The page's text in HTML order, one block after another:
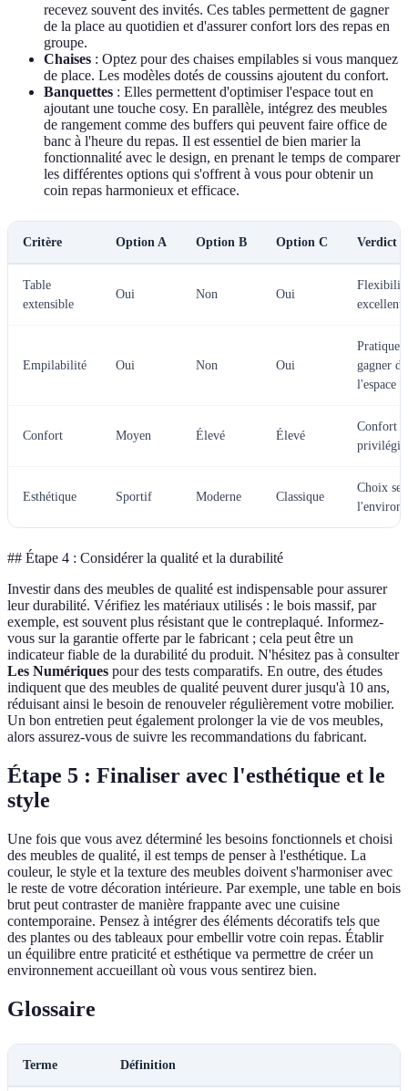
recevez souvent des invités. Ces tables permettent de gagner
de la place au quotidien et d'assurer confort lors des repas en
groupe.
Chaises : Optez pour des chaises empilables si vous manquez
de place. Les modèles dotés de coussins ajoutent du confort.
Banquettes : Elles permettent d'optimiser l'espace tout en
ajoutant une touche cosy. En parallèle, intégrez des meubles
de rangement comme des buffers qui peuvent faire office de
banc à l'heure du repas. Il est essentiel de bien marier la
fonctionnalité avec le design, en prenant le temps de comparer
les différentes options qui s'offrent à vous pour obtenir un
coin repas harmonieux et efficace.
Critère Option A Option B Option C Verdict
Table
extensible
Oui Non Oui
excellent
Empilabilité Oui Non Oui
Pratique
gagner de
l'espace
Confort Moyen Élevé Élevé
Confort à
Esthétique Sportif Moderne Classique
Choix
## Étape 4 : Considérer la qualité et la durabilité
Investir dans des meubles de qualité est indispensable pour assurer
leur durabilité. Vérifiez les matériaux utilisés : le bois massif, par
exemple, est souvent plus résistant que le contreplaqué. Informez-
vous sur la garantie offerte par le fabricant ; cela peut être un
indicateur fiable de la durabilité du produit. N'hésitez pas à consulter
Les Numériques pour des tests comparatifs. En outre, des études
indiquent que des meubles de qualité peuvent durer jusqu'à 10 ans,
réduisant ainsi le besoin de renouveler régulièrement votre mobilier.
Un bon entretien peut également prolonger la vie de vos meubles,
alors assurez-vous de suivre les recommandations du fabricant.
Étape 5 : Finaliser avec l'esthétique et le
style
Une fois que vous avez déterminé les besoins fonctionnels et choisi
des meubles de qualité, il est temps de penser à l'esthétique. La
couleur, le style et la texture des meubles doivent s'harmoniser avec
le reste de votre décoration intérieure. Par exemple, une table en bois
brut peut contraster de manière frappante avec une cuisine
contemporaine. Pensez à intégrer des éléments décoratifs tels que
des plantes ou des tableaux pour embellir votre coin repas. Établir
un équilibre entre praticité et esthétique va permettre de créer un
environnement accueillant où vous vous sentirez bien.
Glossaire
Terme Définition